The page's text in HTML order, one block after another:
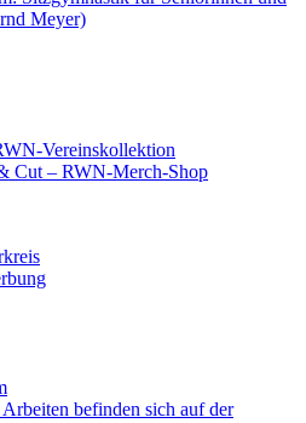
Meyer)
Vereinskollektion
Cut – RWN-Merch-Shop
befinden sich auf der